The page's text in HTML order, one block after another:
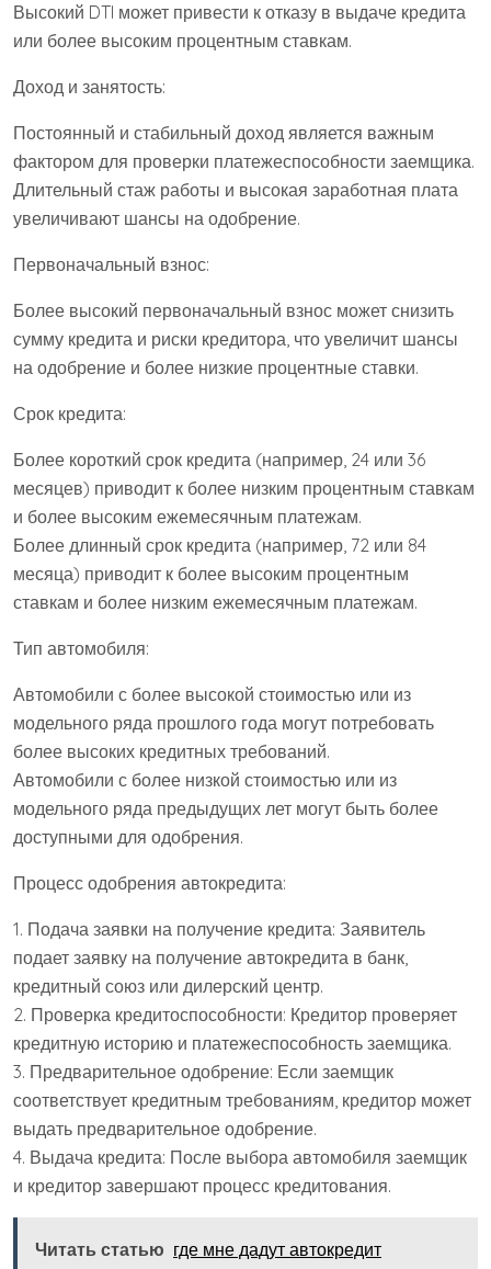
Высокий DTI может привести к отказу в выдаче кредита
или более высоким процентным ставкам.
Доход и занятость:
Постоянный и стабильный доход является важным
фактором для проверки платежеспособности заемщика.
Длительный стаж работы и высокая заработная плата
увеличивают шансы на одобрение.
Первоначальный взнос:
Более высокий первоначальный взнос может снизить
сумму кредита и риски кредитора, что увеличит шансы
на одобрение и более низкие процентные ставки.
Срок кредита:
Более короткий срок кредита (например, 24 или 36
месяцев) приводит к более низким процентным ставкам
и более высоким ежемесячным платежам.
Более длинный срок кредита (например, 72 или 84
месяца) приводит к более высоким процентным
ставкам и более низким ежемесячным платежам.
Тип автомобиля:
Автомобили с более высокой стоимостью или из
модельного ряда прошлого года могут потребовать
более высоких кредитных требований.
Автомобили с более низкой стоимостью или из
модельного ряда предыдущих лет могут быть более
доступными для одобрения.
Процесс одобрения автокредита:
1. Подача заявки на получение кредита: Заявитель
подает заявку на получение автокредита в банк,
кредитный союз или дилерский центр.
2. Проверка кредитоспособности: Кредитор проверяет
кредитную историю и платежеспособность заемщика.
3. Предварительное одобрение: Если заемщик
соответствует кредитным требованиям, кредитор может
выдать предварительное одобрение.
4. Выдача кредита: После выбора автомобиля заемщик
и кредитор завершают процесс кредитования.
Читать статью где мне дадут автокредит